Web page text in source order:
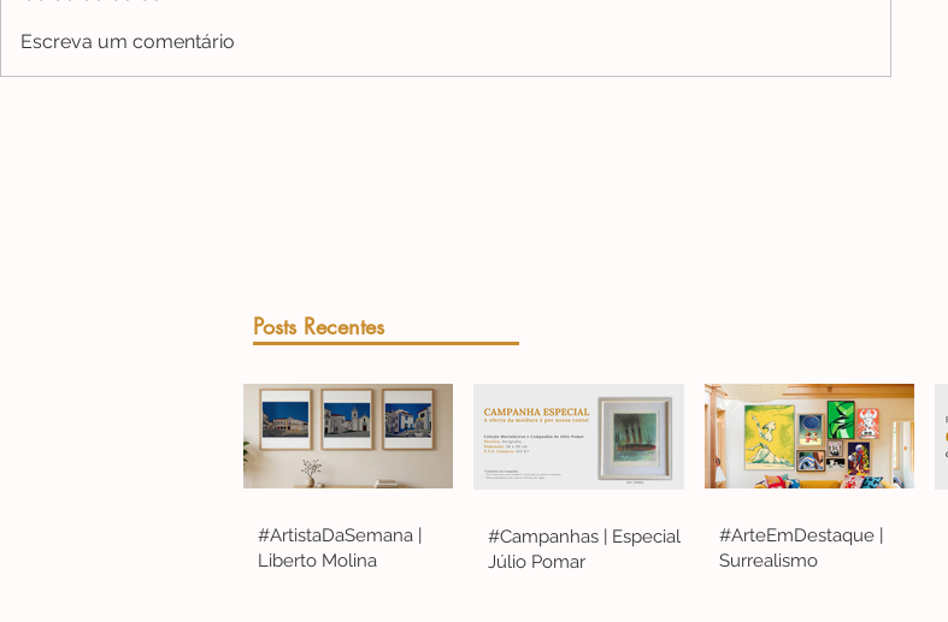
Escreva um comentário
Posts Recentes
#ArtistaDaSemana |
Liberto Molina
#Campanhas | Especial
Júlio Pomar
#ArteEmDestaque |
Surrealismo